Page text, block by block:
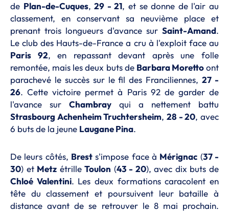
de Plan-de-Cuques,29 - 21, et se donne de l'air au
classement, en conservant sa neuvième place et
prenant trois longueurs d'avance sur Saint-Amand.
Le club des Hauts-de-France a cru à l'exploit face au
Paris 92, en repassant devant après une folle
remontée, mais les deux buts de Barbara Morettoont
parachevé le succès sur le fil des Franciliennes,27 -
26. Cette victoire permet à Paris 92 de garder de
l'avance sur Chambray qui a nettement battu
Strasbourg Achenheim Truchtersheim,28 - 20, avec
6 buts de la jeune Laugane Pina.
De leurs côtés, Brest s'impose face à Mérignac (37 -
30) et Metz étrilleToulon (43 - 20), avec dix buts de
Chloé Valentini. Les deux formations caracolent en
tête du classement et poursuivent leur bataille à
distance avant de se retrouver le 8 mai prochain.